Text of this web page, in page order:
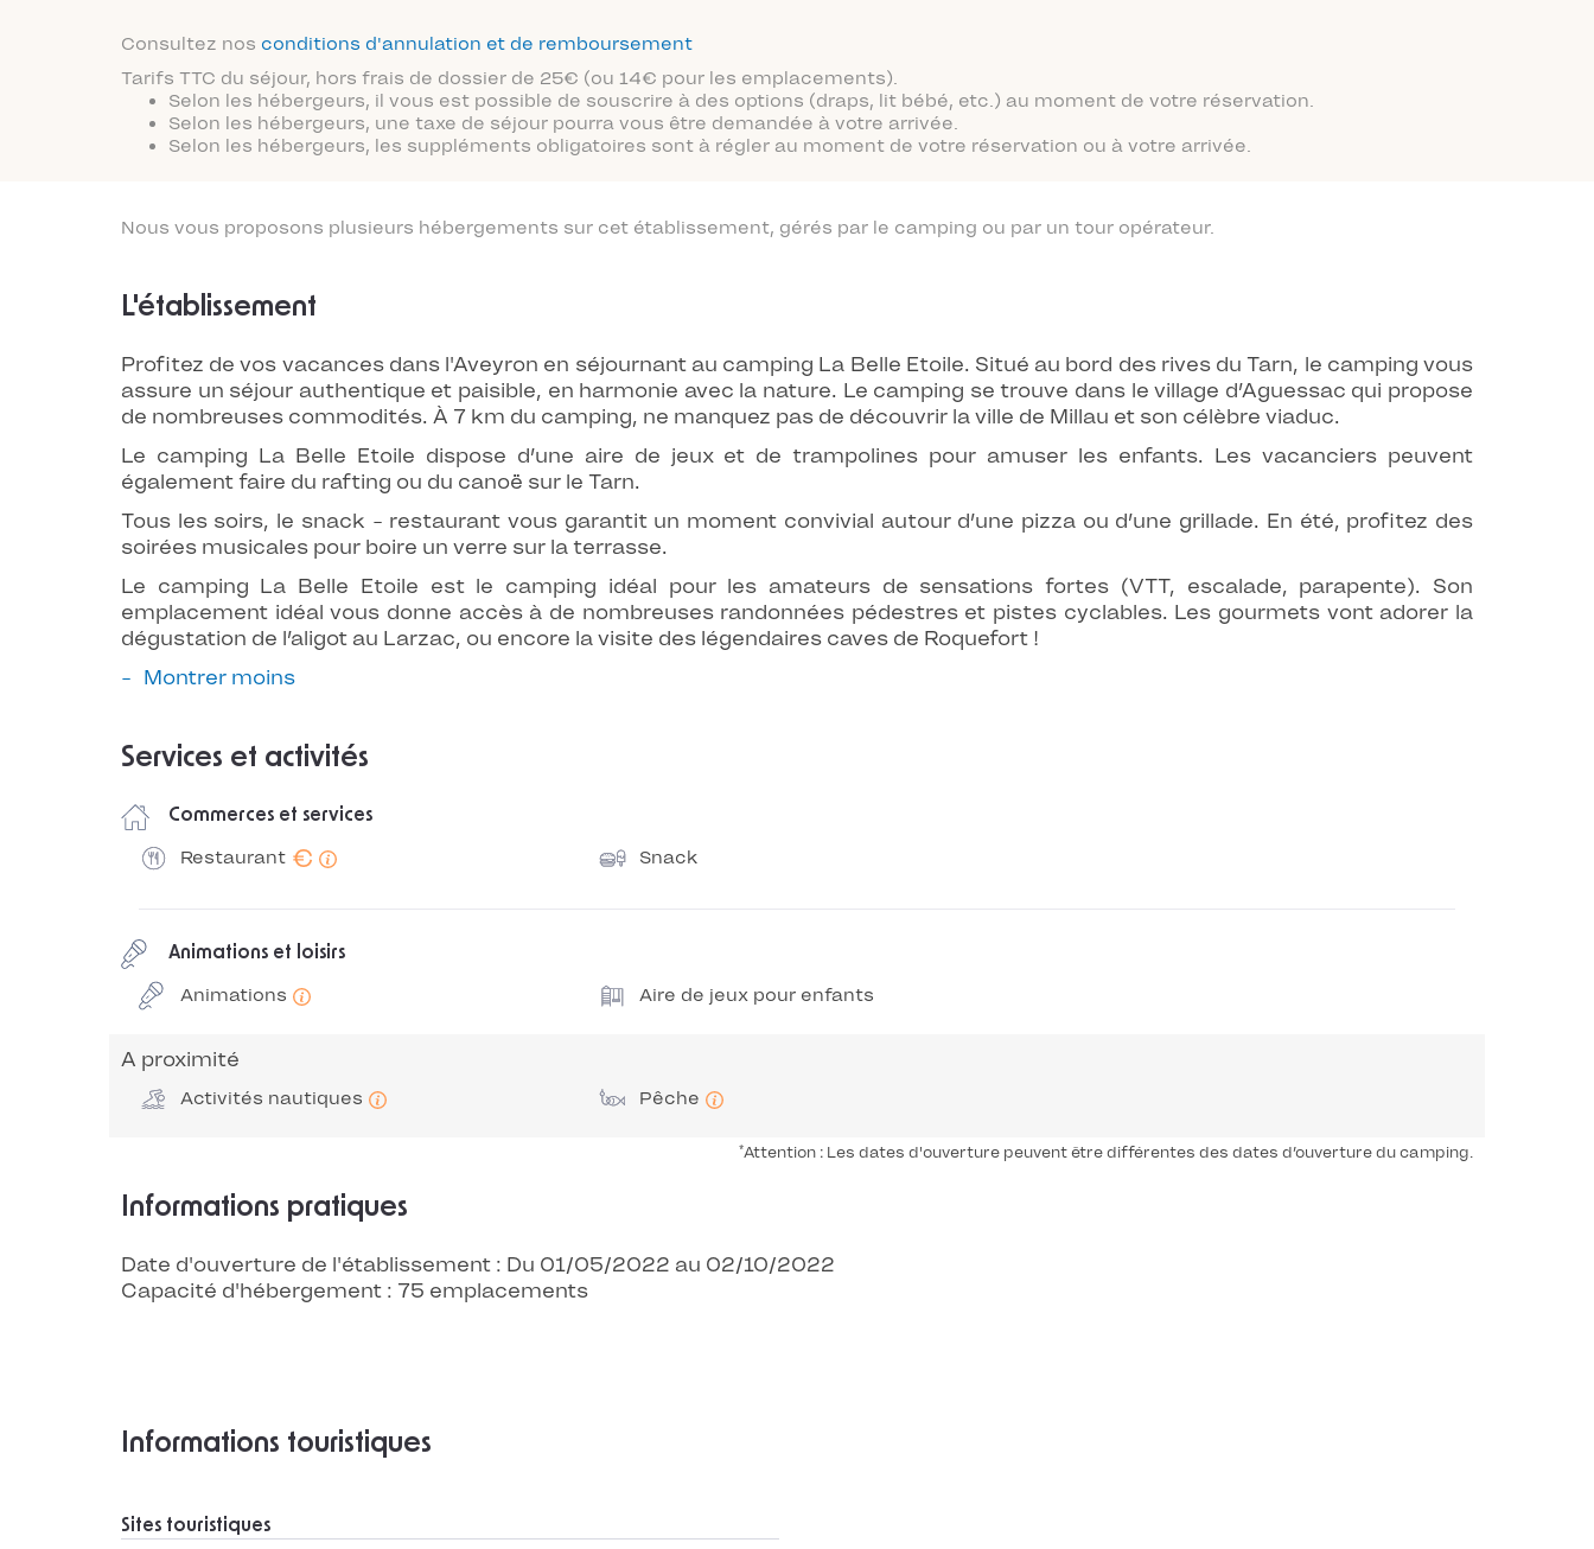
Consultez nos conditions d'annulation et de remboursement
Tarifs TTC du séjour, hors frais de dossier de 25€ (ou 14€ pour les emplacements).
Selon les hébergeurs, il vous est possible de souscrire à des options (draps, lit bébé, etc.) au moment de votre réservation.
Selon les hébergeurs, une taxe de séjour pourra vous être demandée à votre arrivée.
Selon les hébergeurs, les suppléments obligatoires sont à régler au moment de votre réservation ou à votre arrivée.
Nous vous proposons plusieurs hébergements sur cet établissement, gérés par le camping ou par un tour opérateur.
L'établissement
Profitez de vos vacances dans l'Aveyron en séjournant au camping La Belle Etoile. Situé au bord des rives du Tarn, le camping vous
assure un séjour authentique et paisible, en harmonie avec la nature. Le camping se trouve dans le village d’Aguessac qui propose
de nombreuses commodités. À 7 km du camping, ne manquez pas de découvrir la ville de Millau et son célèbre viaduc.
Le camping La Belle Etoile dispose d’une aire de jeux et de trampolines pour amuser les enfants. Les vacanciers peuvent
également faire du rafting ou du canoë sur le Tarn.
Tous les soirs, le snack - restaurant vous garantit un moment convivial autour d’une pizza ou d’une grillade. En été, profitez des
soirées musicales pour boire un verre sur la terrasse.
Le camping La Belle Etoile est le camping idéal pour les amateurs de sensations fortes (VTT, escalade, parapente). Son
emplacement idéal vous donne accès à de nombreuses randonnées pédestres et pistes cyclables. Les gourmets vont adorer la
dégustation de l’aligot au Larzac, ou encore la visite des légendaires caves de Roquefort !
Montrer moins
Services et activités
Commerces et services
Restaurant € Snack
Animations et loisirs
Animations Aire de jeux pour enfants
A proximité
Activités nautiques Pêche
*Attention : Les dates d'ouverture peuvent être différentes des dates d’ouverture du camping.
Informations pratiques
Date d'ouverture de l'établissement : Du 01/05/2022 au 02/10/2022
Capacité d'hébergement : 75 emplacements
Informations touristiques
Sites touristiques